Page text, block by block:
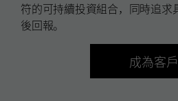
符的可持續投資組合，同時追求
後回報。
成為客戶